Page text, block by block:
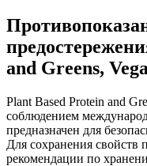
and Greens,
Plant Based Protein and
соблюдением
предназначен для
Для сохранения свойств
рекомендации по